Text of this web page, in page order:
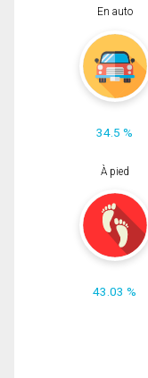
En auto
34.5 %
À pied
43.03 %